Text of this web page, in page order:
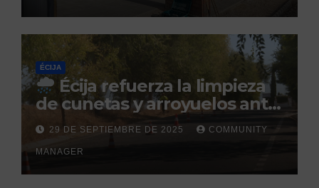
ÉCIJA
Écija refuerza la limpieza
de cunetas y arroyuelos ante
la llegada de las lluvias
otoñales
29 DE SEPTIEMBRE DE 2025 COMMUNITY
MANAGER